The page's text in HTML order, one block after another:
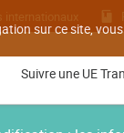
sur ce site,
internationaux
Suivre une UE